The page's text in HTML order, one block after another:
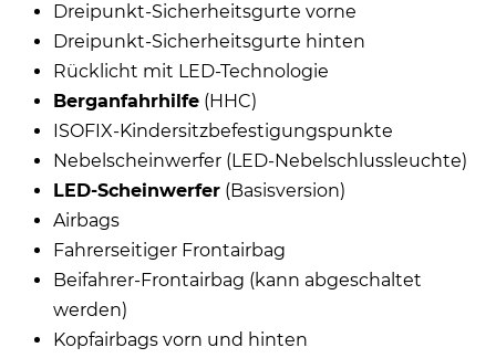
Dreipunkt-Sicherheitsgurte vorne
Dreipunkt-Sicherheitsgurte hinten
Rücklicht mit LED-Technologie
Berganfahrhilfe (HHC)
ISOFIX-Kindersitzbefestigungspunkte
Nebelscheinwerfer (LED-Nebelschlussleuchte)
LED-Scheinwerfer (Basisversion)
Airbags
Fahrerseitiger Frontairbag
Beifahrer-Frontairbag (kann abgeschaltet
werden)
Kopfairbags vorn und hinten